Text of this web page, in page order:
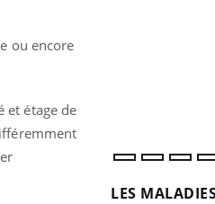
ou encore
et étage de
LES